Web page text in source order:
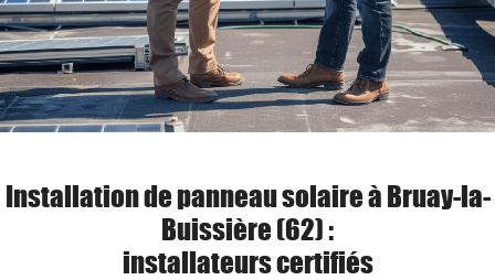
Installation de panneau solaire à Bruay-la-
Buissière (62) :
installateurs certifiés